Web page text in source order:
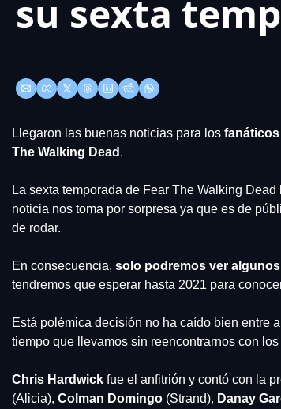
su sexta
Llegaron las buenas noticias para los
The Walking Dead .
La sexta temporada de Fear The Walking
noticia nos toma por sorpresa ya que es de
de rodar.
En consecuencia, solo podremos ver
tendremos que esperar hasta 2021 para
Está polémica decisión no ha caído bien entre
tiempo que llevamos sin reencontrarnos con
Chris Hardwick fue el anfitrión y contó con la
(Alicia), Colman Domingo (Strand), Danay